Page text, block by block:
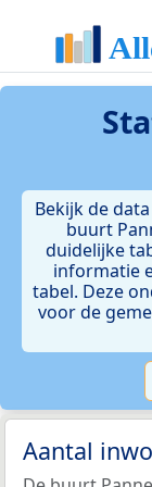
Bekijk de
buurt
duidelijke
informatie
tabel. Deze
voor de
Aantal